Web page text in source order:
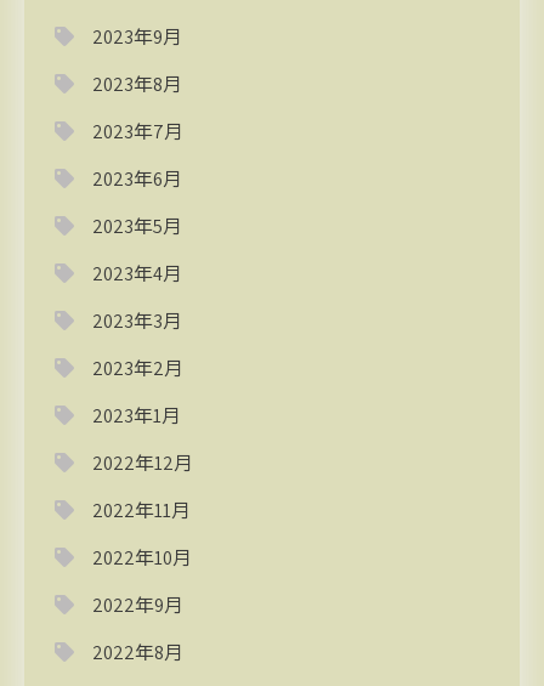
2023年9月
2023年8月
2023年7月
2023年6月
2023年5月
2023年4月
2023年3月
2023年2月
2023年1月
2022年12月
2022年11月
2022年10月
2022年9月
2022年8月